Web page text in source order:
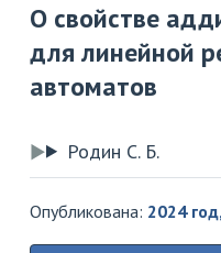
О свойстве
для линейной
автоматов
Родин С. Б.
Опубликована: 2024